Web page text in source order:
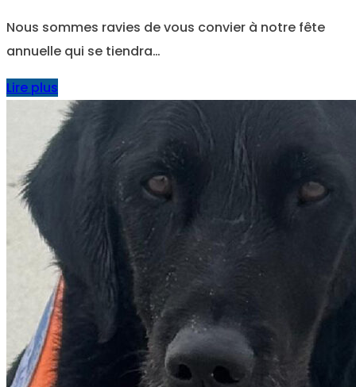
Nous sommes ravies de vous convier à notre fête
annuelle qui se tiendra…
Lire plus